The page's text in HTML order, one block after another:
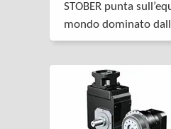
STOBER punta
mondo dominato